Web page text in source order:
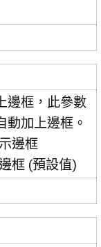
邊框，此參數
動加上邊框。
邊框
框 (預設值)